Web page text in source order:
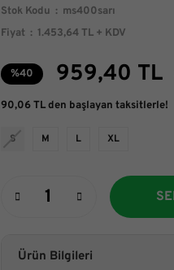
Stok Kodu
ms400sarı
Fiyat
1.453,64 TL + KDV
%40 959,40 TL
90,06 TL den başlayan taksitlerle!
S M L XL
Ürün Bilgileri